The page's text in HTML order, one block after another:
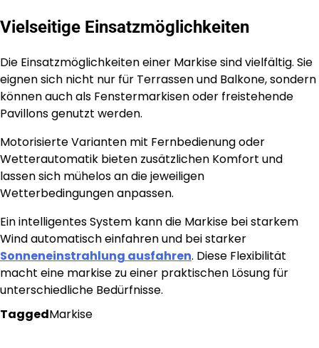
Vielseitige Einsatzmöglichkeiten
Die Einsatzmöglichkeiten einer Markise sind vielfältig. Sie
eignen sich nicht nur für Terrassen und Balkone, sondern
können auch als Fenstermarkisen oder freistehende
Pavillons genutzt werden.
Motorisierte Varianten mit Fernbedienung oder
Wetterautomatik bieten zusätzlichen Komfort und
lassen sich mühelos an die jeweiligen
Wetterbedingungen anpassen.
Ein intelligentes System kann die Markise bei starkem
Wind automatisch einfahren und bei starker
Sonneneinstrahlung ausfahren. Diese Flexibilität
macht eine markise zu einer praktischen Lösung für
unterschiedliche Bedürfnisse.
TaggedMarkise